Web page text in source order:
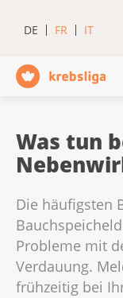
DE FR IT
Was tun
Die häufigsten
Probleme mit
Verdauung.
frühzeitig bei